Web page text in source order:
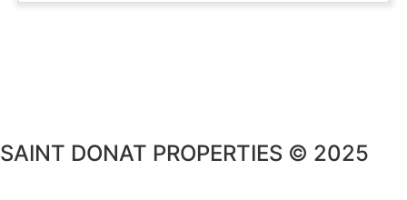
SAINT DONAT PROPERTIES © 2025